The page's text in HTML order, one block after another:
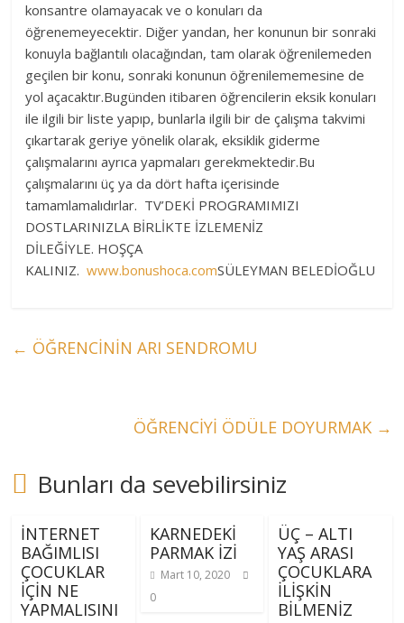
konsantre olamayacak ve o konuları da
öğrenemeyecektir. Diğer yandan, her konunun bir sonraki
konuyla bağlantılı olacağından, tam olarak öğrenilemeden
geçilen bir konu, sonraki konunun öğrenilememesine de
yol açacaktır.Bugünden itibaren öğrencilerin eksik konuları
ile ilgili bir liste yapıp, bunlarla ilgili bir de çalışma takvimi
çıkartarak geriye yönelik olarak, eksiklik giderme
çalışmalarını ayrıca yapmaları gerekmektedir.Bu
çalışmalarını üç ya da dört hafta içerisinde
tamamlamalıdırlar. TV’DEKİ PROGRAMIMIZI
DOSTLARINIZLA BİRLİKTE İZLEMENİZ
DİLEĞİYLE. HOŞÇA
KALINIZ.www.bonushoca.comSÜLEYMAN BELEDİOĞLU
← ÖĞRENCİNİN ARI SENDROMU
ÖĞRENCİYİ ÖDÜLE DOYURMAK →
Bunları da sevebilirsiniz
İNTERNET
BAĞIMLISI
ÇOCUKLAR
İÇİN NE
YAPMALISINI
KARNEDEKİ
PARMAK İZİ
Mart 10, 2020
0
ÜÇ – ALTI
YAŞ ARASI
ÇOCUKLARA
İLİŞKİN
BİLMENİZ